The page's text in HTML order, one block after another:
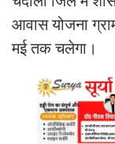
आवास योजना
मई तक चलेगा।